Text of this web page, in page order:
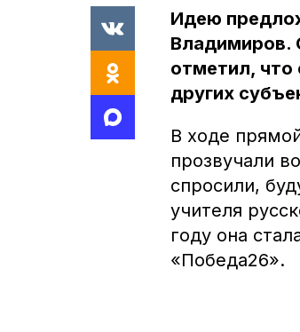
Идею
Владимиров.
отметил, что
других
В ходе
прозвучали
спросили,
учителя
году она
«Победа26».